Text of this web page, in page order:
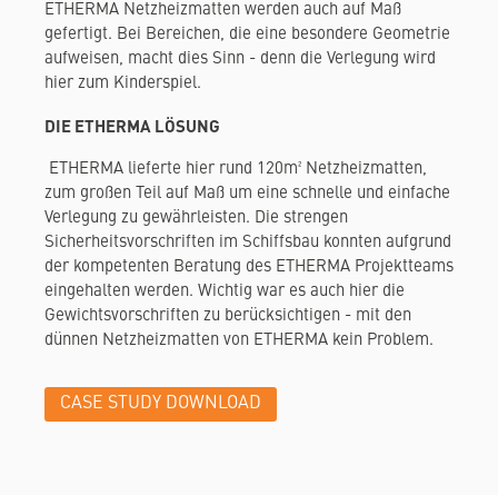
ETHERMA Netzheizmatten werden auch auf Maß
gefertigt. Bei Bereichen, die eine besondere Geometrie
aufweisen, macht dies Sinn - denn die Verlegung wird
hier zum Kinderspiel.
DIE ETHERMA LÖSUNG
ETHERMA lieferte hier rund 120m² Netzheizmatten,
zum großen Teil auf Maß um eine schnelle und einfache
Verlegung zu gewährleisten. Die strengen
Sicherheitsvorschriften im Schiffsbau konnten aufgrund
der kompetenten Beratung des ETHERMA Projektteams
eingehalten werden. Wichtig war es auch hier die
Gewichtsvorschriften zu berücksichtigen - mit den
dünnen Netzheizmatten von ETHERMA kein Problem.
CASE STUDY DOWNLOAD